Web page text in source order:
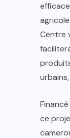
Centre
ce